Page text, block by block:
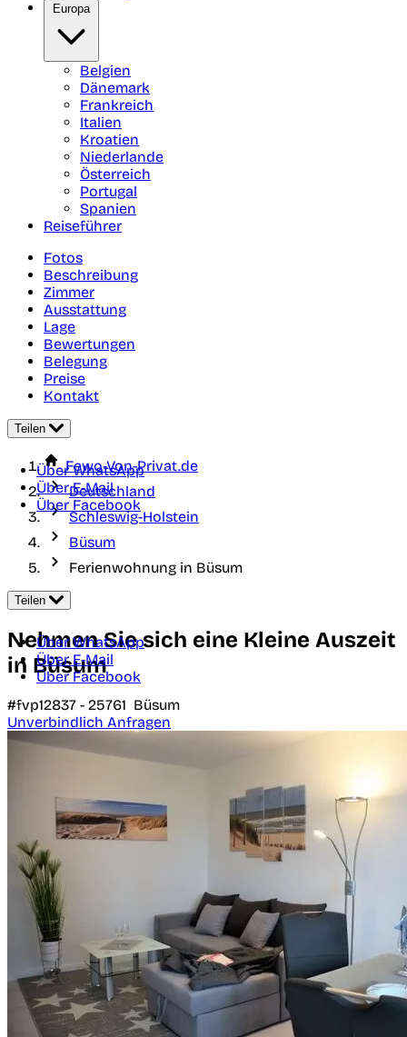
Europa
Belgien
Dänemark
Frankreich
Italien
Kroatien
Niederlande
Österreich
Portugal
Spanien
Reiseführer
Fotos
Beschreibung
Zimmer
Ausstattung
Lage
Bewertungen
Belegung
Preise
Kontakt
Teilen
Über WhatsApp
Über E-Mail
Über Facebook
Fewo-Von-Privat.de
Deutschland
Schleswig-Holstein
Büsum
Ferienwohnung in Büsum
Teilen
Über WhatsApp
Über E-Mail
Über Facebook
Nehmen Sie sich eine Kleine Auszeit
in Büsum
#fvp12837 - 25761 Büsum
Unverbindlich Anfragen